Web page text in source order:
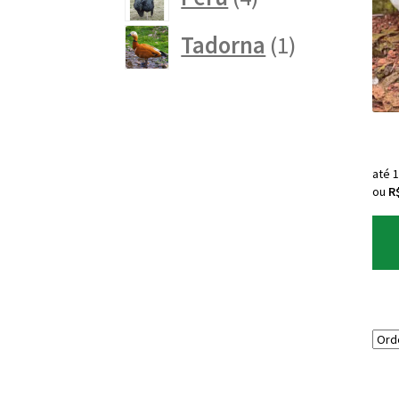
até
ou
produtos
Tadorna 11